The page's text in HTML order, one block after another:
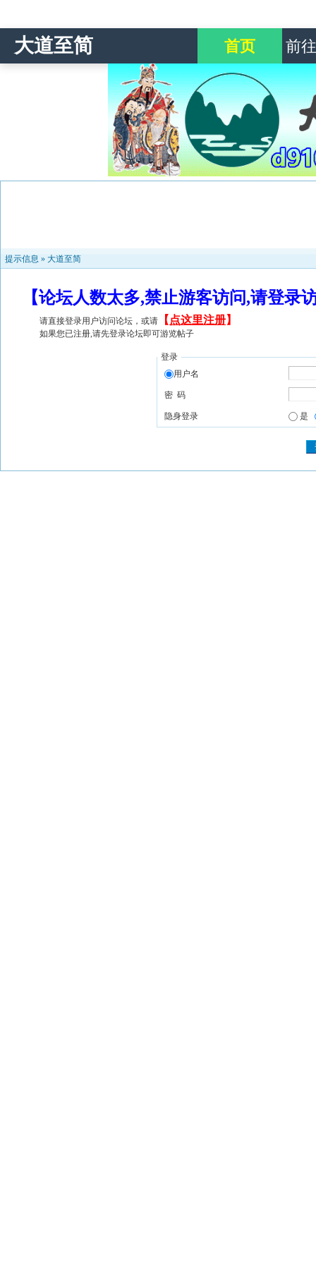
大道至简 首页 前
提示信息 » 大道至简
【论坛人数太多,禁止游客访问,请登
请直接登录用户访问论坛，或请 【 点这里注册】
如果您已注册,请先登录论坛即可游览帖子
登录
用户名
密 码
隐身登录 是